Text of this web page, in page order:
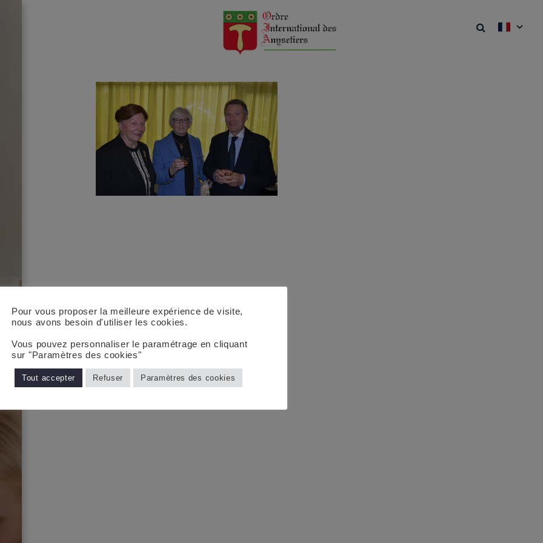
Pour vous proposer la meilleure expérience de visite,
nous avons besoin d'utiliser les cookies.
Vous pouvez personnaliser le paramétrage en cliquant
sur "Paramètres des cookies"
Tout accepter Refuser Paramètres des cookies